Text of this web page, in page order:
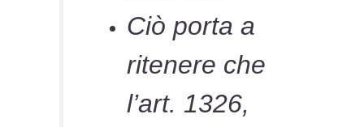
Ciò porta a
ritenere che
l’art. 1326,